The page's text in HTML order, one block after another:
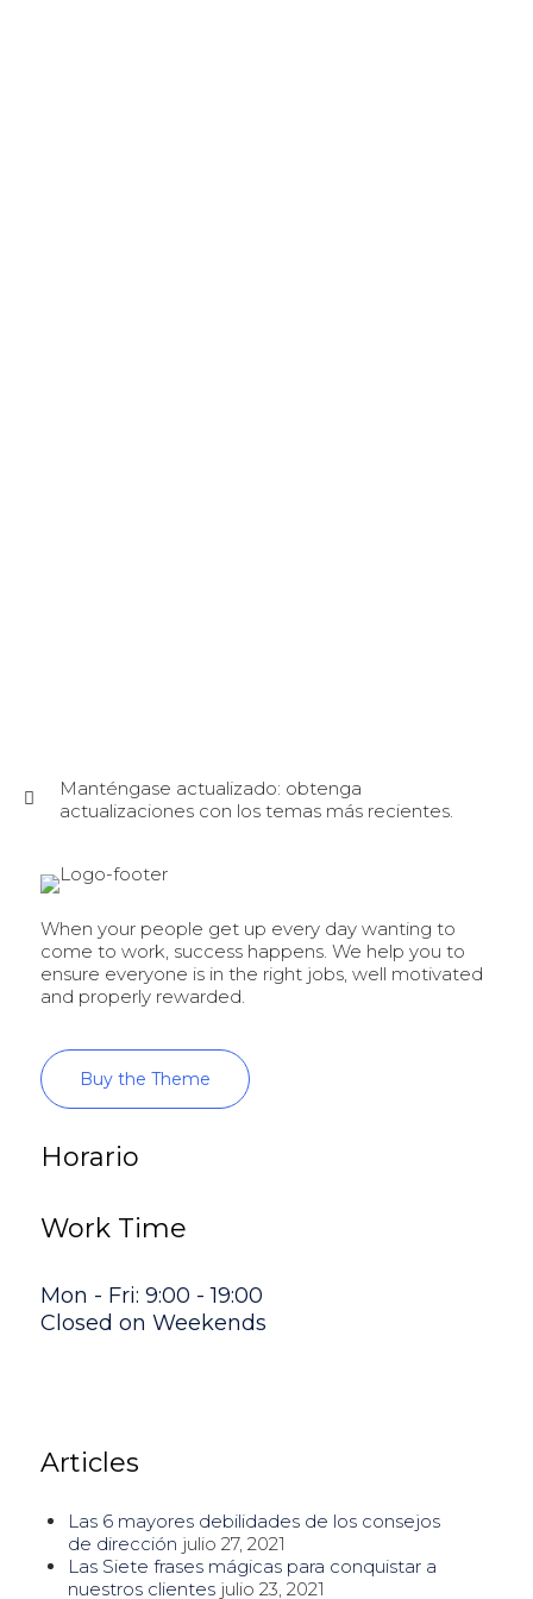
Manténgase actualizado: obtenga
actualizaciones con los temas más recientes.
When your people get up every day wanting to
come to work, success happens. We help you to
ensure everyone is in the right jobs, well motivated
and properly rewarded.
Buy the Theme
Horario
Work Time
Mon - Fri: 9:00 - 19:00
Closed on Weekends
Articles
Las 6 mayores debilidades de los consejos
de dirección julio 27, 2021
Las Siete frases mágicas para conquistar a
nuestros clientes julio 23, 2021